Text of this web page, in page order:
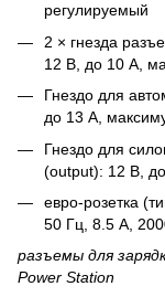
регулируемый
2 × гнезда
12 В, до 10 А,
Гнездо для
до 13 А,
Гнездо для
(output): 12 В,
евро-розетка
50 Гц, 8.5 A,
разъемы для
Power Station